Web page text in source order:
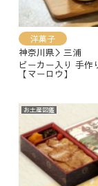
洋菓子
神奈川県＞三浦
ビーカー入り 手作
【マーロウ】
お土産図鑑